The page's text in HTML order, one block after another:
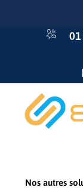
01
Nos autres